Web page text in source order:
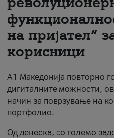
За нас
#ПодобарОнлајн
на пријател“
корисници
А1 Македонија повторно
дигиталните можности,
начин за поврзување на
портфолио.
Од денеска, со големо